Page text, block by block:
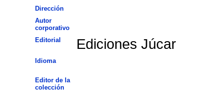
Dirección
Autor
corporativo
Editorial
Ediciones Júcar
Idioma
Editor de la
colección